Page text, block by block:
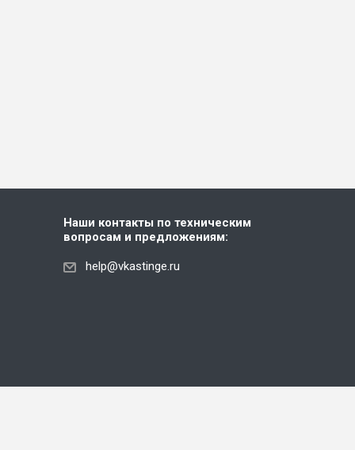
Наши контакты по техническим
вопросам и предложениям:
help@vkastinge.ru